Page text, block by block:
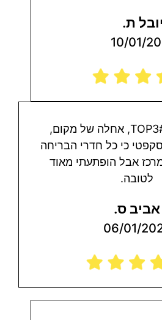
יובל ת.
10/01/
חדרי בריחה TOP3#, אחלה של מקום,
כי כל חדרי הבריחה
אבל הופתעתי מאוד
לטובה.
אביב ס.
06/01/